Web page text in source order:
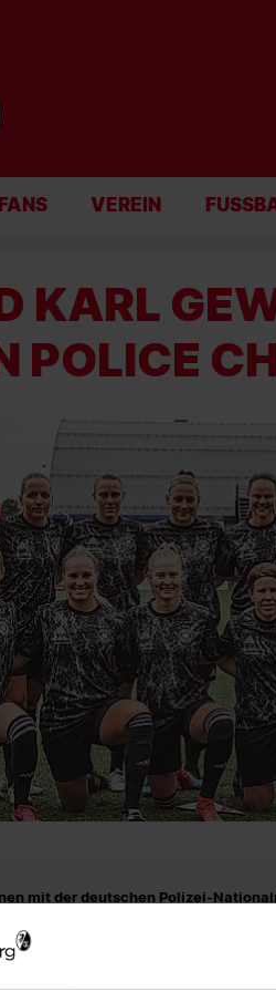
FANS VEREIN
KARL
POLICE
mit der deutschen Polizei-
die deutsche Mannschaft die
entweder die wohlverdiente
vorbereitet, waren